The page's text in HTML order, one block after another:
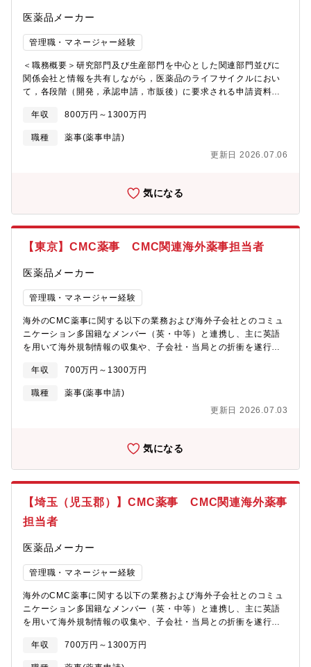
医薬品メーカー
管理職・マネージャー経験
＜職務概要＞研究部門及び生産部門を中心とした関連部門並びに
関係会社と情報を共有しながら，医薬品のライフサイクルにおい
て，各段階（開発，承認申請，市販後）に要求される申請資料の
＞・医薬品のライフサイクルにおけるCMC薬事業務・資料
（IND/IMPD，新規申請，変更申請，Annual/Renewal資料，照会
対応）について，レビュー又は作成・承認・登録情報の維持管
理・GMP証明書・製剤証明書の発給申請・薬事規制・レギュレー
とのコミュニケーション＜募集背景＞CMC薬事部オペレーション
請や管理、広範囲な情報管理・CMC薬事部1課：国内薬事・CMC
動車通勤が可能です。
年収 800万円～1300万円
職種
薬事(薬事申請)
更新日 2026.07.06
気になる
【東京】CMC薬事 CMC関連海外薬事担当者
医薬品メーカー
管理職・マネージャー経験
海外のCMC薬事に関する以下の業務および海外子会社とのコミュ
ニケーション多国籍なメンバー（英・中等）と連携し、主に英語
を用いて海外規制情報の収集や、子会社・当局との折衝を遂行し
よび海外子会社とのコミュニケーション多国籍なメンバー（英・
中等）と連携し、主に英語を用いて海外規制情報の収集や、子会
社・当局との折衝を遂行します。■医薬品の新規申請、変更申請実
際の資料作成を担うオペレーション課と連携し、技術情報の整理
行う海外子会社の橋渡し役となり、薬事的観点から科学的根拠に
される変更案件の薬事影響評価（変更管理）日々発生する製造方
の申請要否や変更区分を的確に判断します。■承認・登録内容の維
持管理業務の50％以上を占めます。製品のライフサイクルに合わ
■GMP証明書・製剤証明書の発給申請各国の規制要求に合わせ、
に遂行します。【出張頻度】・海外出張は年1回程度・徳島工場へ
年収 700万円～1300万円
職種
薬事(薬事申請)
更新日 2026.07.03
気になる
【埼玉（児玉郡）】CMC薬事 CMC関連海外薬事
担当者
医薬品メーカー
管理職・マネージャー経験
海外のCMC薬事に関する以下の業務および海外子会社とのコミュ
ニケーション多国籍なメンバー（英・中等）と連携し、主に英語
を用いて海外規制情報の収集や、子会社・当局との折衝を遂行し
よび海外子会社とのコミュニケーション多国籍なメンバー（英・
中等）と連携し、主に英語を用いて海外規制情報の収集や、子会
年収 700万円～1300万円